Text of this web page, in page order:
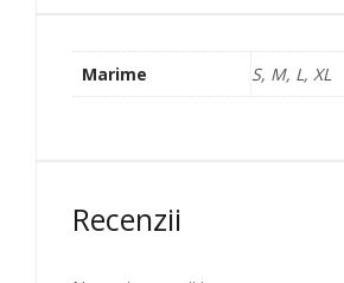
Marime S, M, L, XL
Recenzii